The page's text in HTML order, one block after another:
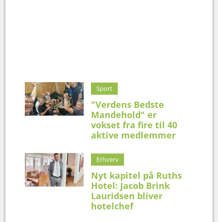
Sport
"Verdens Bedste
Mandehold" er
vokset fra fire til 40
aktive medlemmer
Erhverv
Nyt kapitel på Ruths
Hotel: Jacob Brink
Lauridsen bliver
hotelchef